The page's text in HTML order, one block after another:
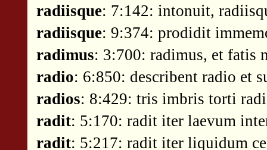
radiisque: 7:142: intonuit,
radiisque: 9:374: prodidit
radimus: 3:700: radimus, et fatis
radio: 6:850: describent radio et
radios: 8:429: tris imbris torti
radit: 5:170: radit iter laevum
radit: 5:217: radit iter liquidum